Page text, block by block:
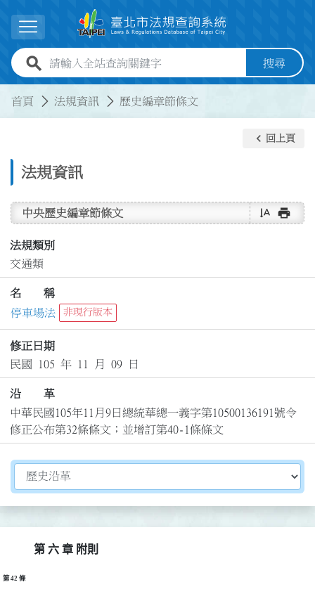
展開選單
全站查詢關鍵字欄位 搜尋
首頁 法規資訊 歷史編章節條文
法規資訊
keyboard_arrow_left 回上頁
中央歷史編章節條文 text_rotate_vertical print
法規類別
交通類
名 稱
停車場法
非現行版本
修正日期
民國 105 年 11 月 09 日
沿 革
中華民國105年11月9日總統華總一義字第10500136191號令
修正公布第32條條文；並增訂第40-1條條文
切換選擇法規資訊內容
第 六 章 附則
第 42 條